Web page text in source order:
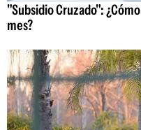
"Subsidio Cruzado":
mes?